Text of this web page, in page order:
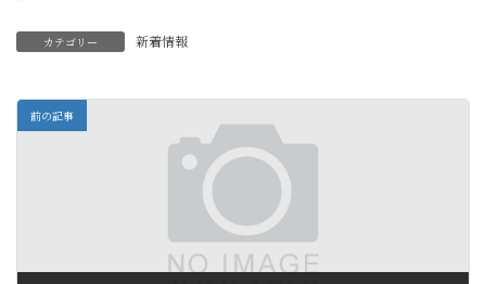
カテゴリー 新着情報
前の記事